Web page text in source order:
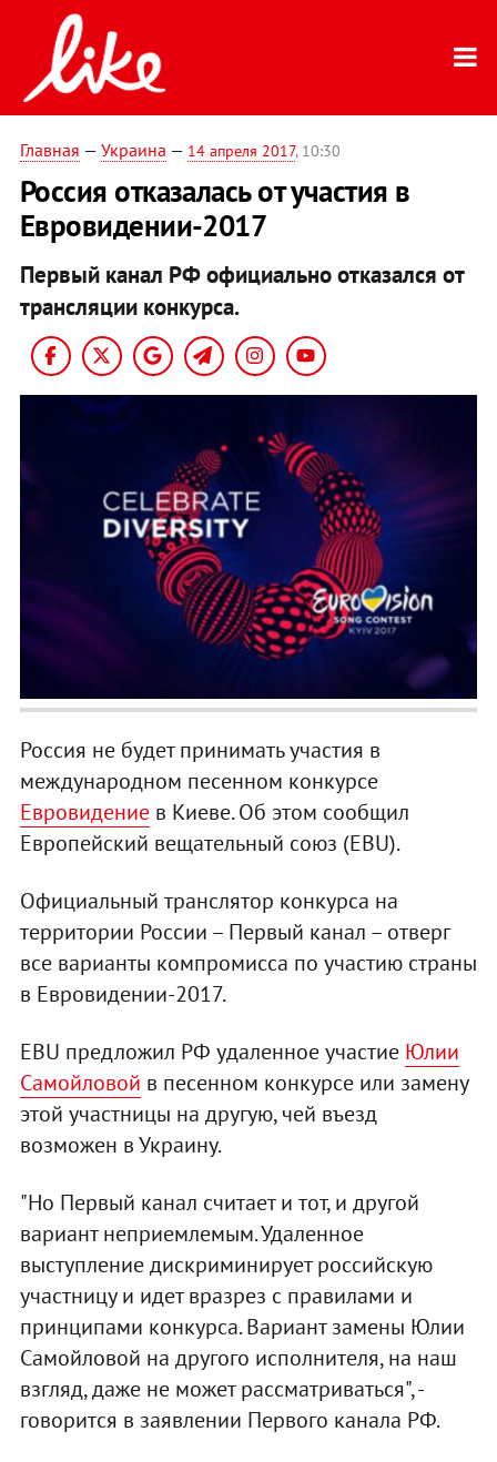
Главная — Украина — 14 апреля 2017, 10:30
Россия отказалась от участия в
Евровидении-2017
Первый канал РФ официально отказался от
трансляции конкурса.
Россия не будет принимать участия в
международном песенном конкурсе
Евровидениев Киеве. Об этом сообщил
Европейский вещательный союз (EBU).
Официальный транслятор конкурса на
территории России – Первый канал – отверг
все варианты компромисса по участию страны
в Евровидении-2017.
EBU предложил РФ удаленное участие Юлии
Самойловой в песенном конкурсе или замену
этой участницы на другую, чей въезд
возможен в Украину.
"Но Первый канал считает и тот, и другой
вариант неприемлемым. Удаленное
выступление дискриминирует российскую
участницу и идет вразрез с правилами и
принципами конкурса. Вариант замены Юлии
Самойловой на другого исполнителя, на наш
взгляд, даже не может рассматриваться", -
говорится в заявлении Первого канала РФ.